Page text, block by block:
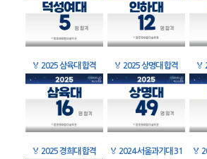
🏅 2025 삼육대 합격 🏅 2025 상명대 합격 🏅
🏅 2025 경희대 합격 🏅 2024 서울과기대 31
🏅